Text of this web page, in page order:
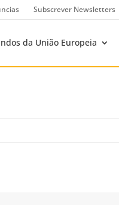
Subscrever Newsletters
da União Europeia